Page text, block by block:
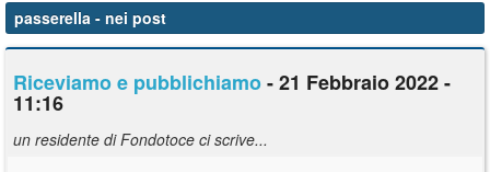
passerella - nei post
Riceviamo e pubblichiamo- 21 Febbraio 2022 -
11:16
un residente di Fondotoce ci scrive...